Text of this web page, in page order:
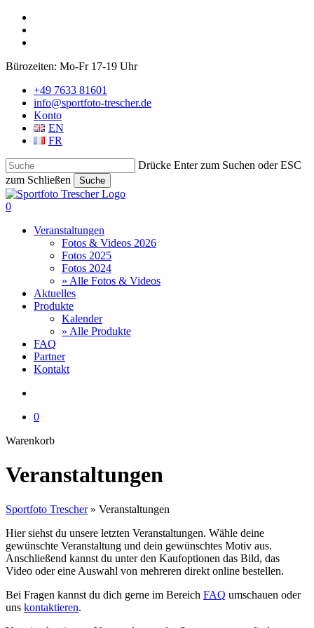
Skip
main
Bürozeiten: Mo-Fr 17-19 Uhr
+49 7633 81601
info@sportfoto-trescher.de
Konto
EN
FR
Drücke Enter zum Suchen oder ESC
zum Schließen
Suche
Close
Search
account
0
Veranstaltungen
Fotos & Videos 2026
Fotos 2025
Fotos 2024
» Alle Fotos & Videos
Aktuelles
Produkte
Kalender
» Alle Produkte
FAQ
Partner
Kontakt
0
WarenkorbClose
Veranstaltungen
Sportfoto Trescher» Veranstaltungen
Hier siehst du unsere letzten Veranstaltungen. Wähle deine
gewünschte Veranstaltung und dein gewünschtes Motiv aus.
Anschließend kannst du unter den Kaufoptionen das Bild, das
Video oder eine Auswahl von mehreren direkt online bestellen.
Bei Fragen kannst du dich gerne im Bereich FAQ umschauen oder
uns kontaktieren.